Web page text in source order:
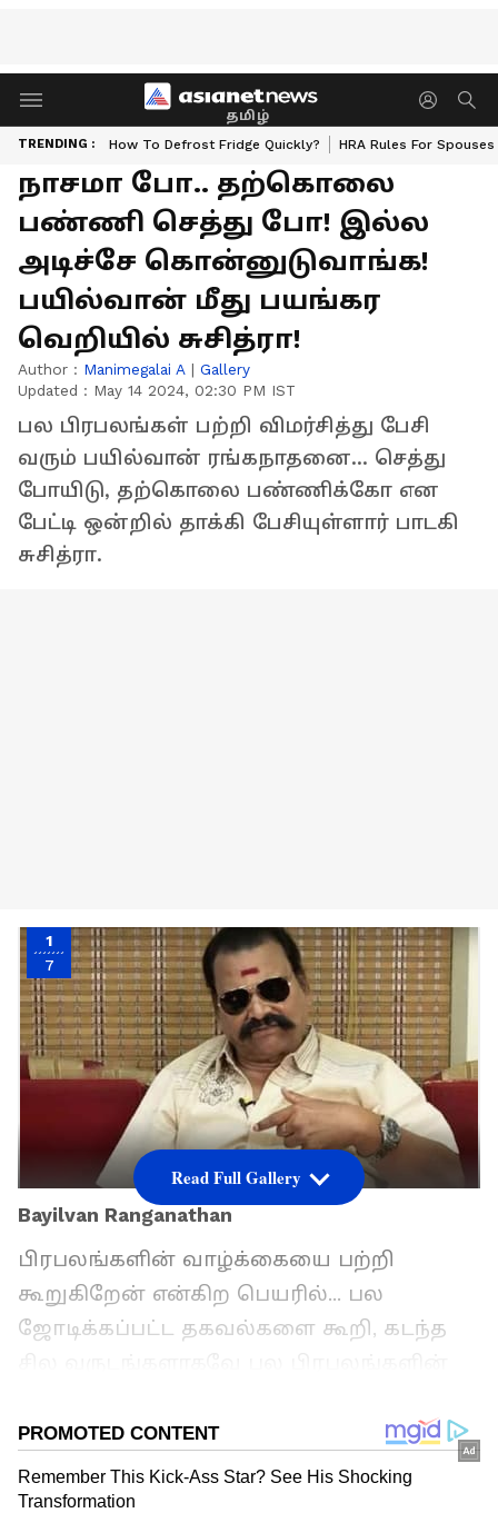
தமிழ்
TRENDING : How To Defrost Fridge Quickly? HRA Rules For Spouses
நாசமா போ.. தற்கொலை
பண்ணி செத்து போ! இல்ல
அடிச்சே கொன்னுடுவாங்க!
பயில்வான் மீது பயங்கர
வெறியில் சுசித்ரா!
Author : Manimegalai A | Gallery
Updated : May 14 2024, 02:30 PM IST
பல பிரபலங்கள் பற்றி விமர்சித்து பேசி
வரும் பயில்வான் ரங்கநாதனை... செத்து
போயிடு, தற்கொலை பண்ணிக்கோ என
பேட்டி ஒன்றில் தாக்கி பேசியுள்ளார் பாடகி
சுசித்ரா.
1
7
Bayilvan Ranganathan
பிரபலங்களின் வாழ்க்கையை பற்றி
கூறுகிறேன் என்கிற பெயரில்... பல
ஜோடிக்கப்பட்ட தகவல்களை கூறி, கடந்த
பயில்வான் ரங்கநாதன். ராதிகா, ரேகா
நாயர், விஷால் போன்ற பலர் இவரை
மேடைகளில் கடுமையாக திட்டி தீர்த்த
Read Full Gallery